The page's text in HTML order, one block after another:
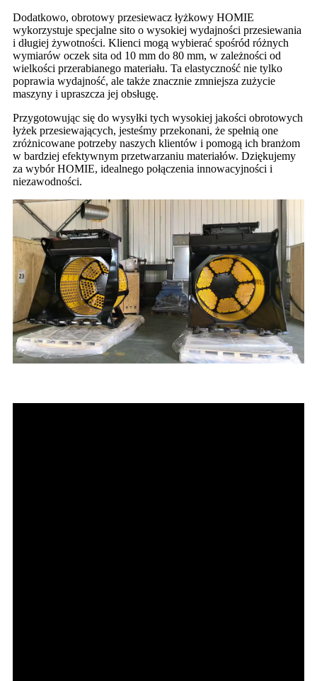
Dodatkowo, obrotowy przesiewacz łyżkowy HOMIE
wykorzystuje specjalne sito o wysokiej wydajności przesiewania
i długiej żywotności. Klienci mogą wybierać spośród różnych
wymiarów oczek sita od 10 mm do 80 mm, w zależności od
wielkości przerabianego materiału. Ta elastyczność nie tylko
poprawia wydajność, ale także znacznie zmniejsza zużycie
maszyny i upraszcza jej obsługę.
Przygotowując się do wysyłki tych wysokiej jakości obrotowych
łyżek przesiewających, jesteśmy przekonani, że spełnią one
zróżnicowane potrzeby naszych klientów i pomogą ich branżom
w bardziej efektywnym przetwarzaniu materiałów. Dziękujemy
za wybór HOMIE, idealnego połączenia innowacyjności i
niezawodności.